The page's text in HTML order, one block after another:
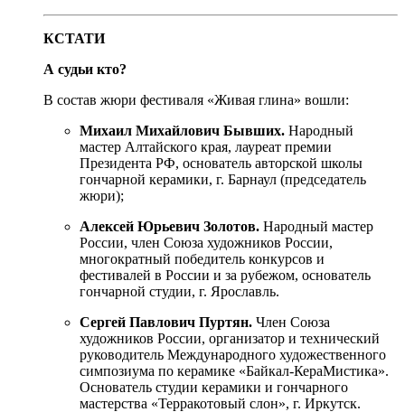
КСТАТИ
А судьи кто?
В состав жюри фестиваля «Живая глина» вошли:
Михаил Михайлович Бывших. Народный
мастер Алтайского края, лауреат премии
Президента РФ, основатель авторской школы
гончарной керамики, г. Барнаул (председатель
жюри);
Алексей Юрьевич Золотов. Народный мастер
России, член Союза художников России,
многократный победитель конкурсов и
фестивалей в России и за рубежом, основатель
гончарной студии, г. Ярославль.
Сергей Павлович Пуртян. Член Союза
художников России, организатор и технический
руководитель Международного художественного
симпозиума по керамике «Байкал-КераМистика».
Основатель студии керамики и гончарного
мастерства «Терракотовый слон», г. Иркутск.